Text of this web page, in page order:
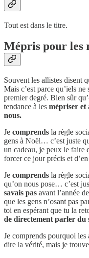
Tout est dans le titre.
Mépris pour les
Souvent les allistes disent
Mais c’est parce qu’iels
premier degré. Bien sûr
tendance à les mépriser et
nous.
Je comprends la règle
gens à Noël… c’est juste
un cadeau, je peux le faire
forcer ce jour précis et
Je comprends la règle
qu’on nous pose… c’est
savais pas avant l’année
que les gens n’osant pas
toi en espérant que tu la
de directement parler du
Je comprends pourquoi les
dire la vérité, mais je